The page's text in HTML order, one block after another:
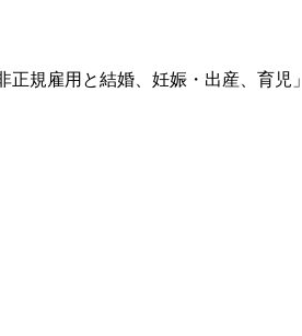
規雇用と結婚、妊娠・出産、育児」